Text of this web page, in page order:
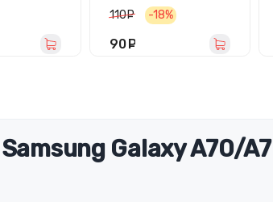
110 руб.
-18%
90
Galaxy A70/